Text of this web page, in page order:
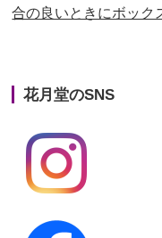
第22回人形供養
第20回人形供養祭
第19回人形供養祭
第18回人形供養祭
合の良いときにボック
花月堂のSNS